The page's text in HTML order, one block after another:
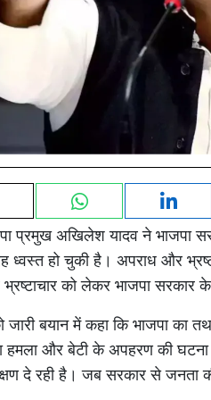
प्रमुख अखिलेश यादव ने भाजपा
ध्वस्त हो चुकी है। अपराध और
भ्रष्टाचार को लेकर भाजपा सरकार
बयान में कहा कि भाजपा का
हमला और बेटी के अपहरण की घटना
दे रही है। जब सरकार से जनता